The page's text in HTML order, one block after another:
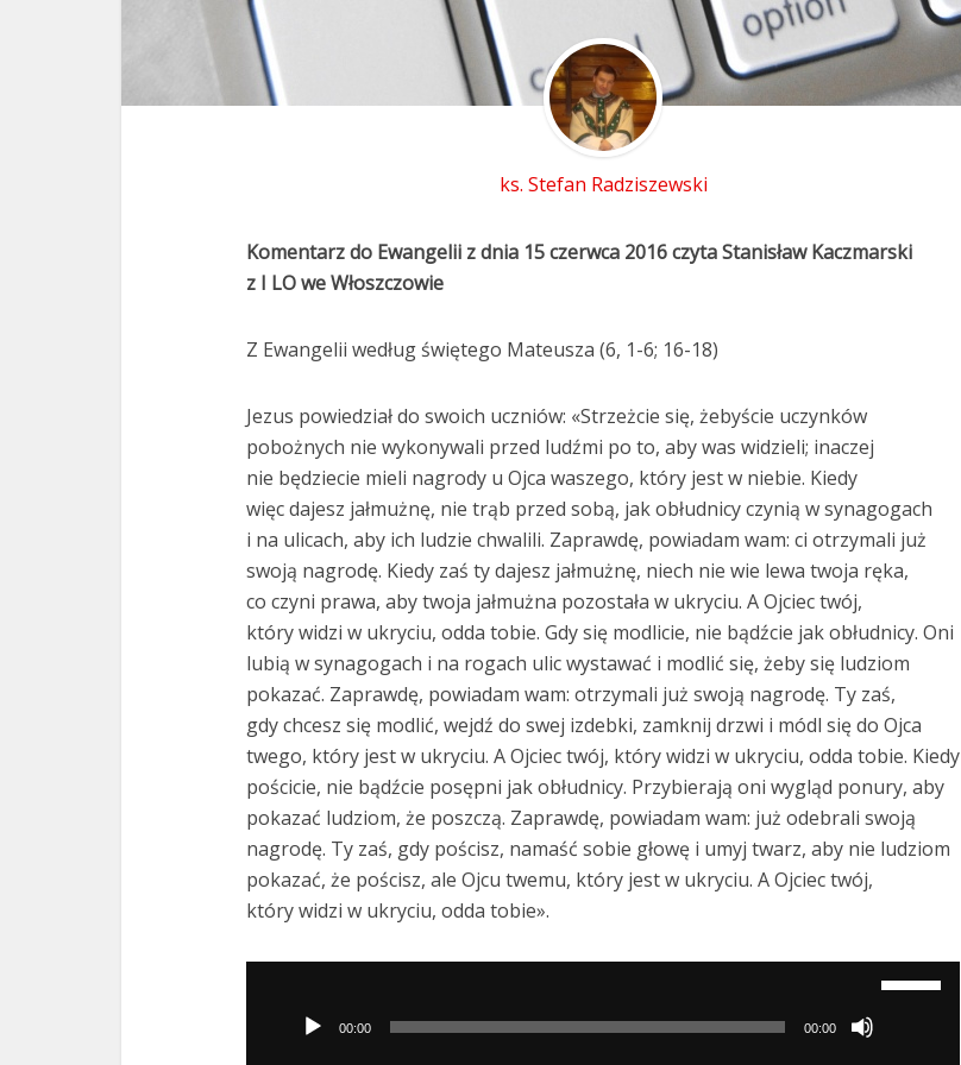
ks. Stefan Radziszewski
Komentarz do Ewangelii z dnia 15 czerwca 2016czyta Stanisław Kaczmarski
z I LO we Włoszczowie
Z Ewangelii według świętego Mateusza (6, 1-6; 16-18)
Jezus powiedział do swoich uczniów: «Strzeżcie się, żebyście uczynków
pobożnych nie wykonywali przed ludźmi po to, aby was widzieli; inaczej
nie będziecie mieli nagrody u Ojca waszego, który jest w niebie. Kiedy
więc dajesz jałmużnę, nie trąb przed sobą, jak obłudnicy czynią w synagogach
i na ulicach, aby ich ludzie chwalili. Zaprawdę, powiadam wam: ci otrzymali już
swoją nagrodę. Kiedy zaś ty dajesz jałmużnę, niech nie wie lewa twoja ręka,
co czyni prawa, aby twoja jałmużna pozostała w ukryciu. A Ojciec twój,
który widzi w ukryciu, odda tobie. Gdy się modlicie, nie bądźcie jak obłudnicy. Oni
lubią w synagogach i na rogach ulic wystawać i modlić się, żeby się ludziom
pokazać. Zaprawdę, powiadam wam: otrzymali już swoją nagrodę. Ty zaś,
gdy chcesz się modlić, wejdź do swej izdebki, zamknij drzwi i módl się do Ojca
twego, który jest w ukryciu. A Ojciec twój, który widzi w ukryciu, odda tobie. Kiedy
pościcie, nie bądźcie posępni jak obłudnicy. Przybierają oni wygląd ponury, aby
pokazać ludziom, że poszczą. Zaprawdę, powiadam wam: już odebrali swoją
nagrodę. Ty zaś, gdy pościsz, namaść sobie głowę i umyj twarz, aby nie ludziom
pokazać, że pościsz, ale Ojcu twemu, który jest w ukryciu. A Ojciec twój,
który widzi w ukryciu, odda tobie».
dźwiękowych
00:00 00:00